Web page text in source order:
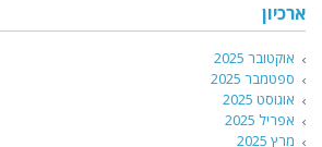
ארכיון
אוקטובר 2025
ספטמבר 2025
אוגוסט 2025
אפריל 2025
מרץ 2025